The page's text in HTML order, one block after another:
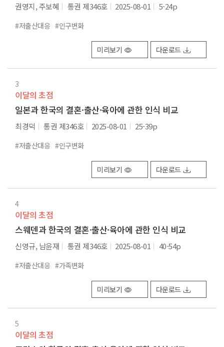
권영지, 주보혜 통권 제346호 2025-08-01 5-24p
#저출산대응 #인구변화
미리보기 다운로드
3
이달의 초점
일본과 한국의 결혼·출산·육아에 관한 인식 비교
최경덕 통권 제346호 2025-08-01 25-39p
#저출산대응 #인구변화
미리보기 다운로드
4
이달의 초점
스웨덴과 한국의 결혼·출산·육아에 관한 인식 비교
신영규, 남윤재 통권 제346호 2025-08-01 40-54p
#저출산대응 #가족변화
미리보기 다운로드
5
이달의 초점